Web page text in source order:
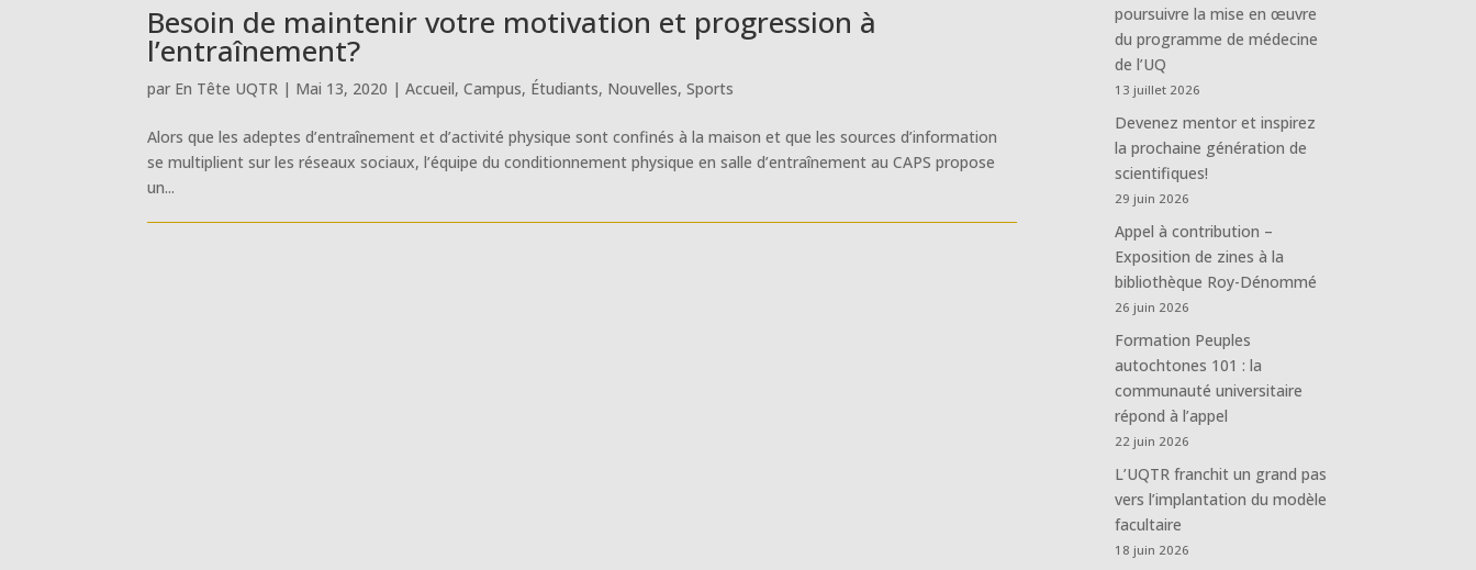
Besoin de maintenir votre motivation et progression à
l’entraînement?
par En Tête UQTR | Mai 13, 2020 |Accueil,Campus, Étudiants, Nouvelles,Sports
Alors que les adeptes d’entraînement et d’activité physique sont confinés à la maison et que les sources d’information
se multiplient sur les réseaux sociaux, l’équipe du conditionnement physique en salle d’entraînement au CAPS propose
un...
poursuivre la mise en œuvre
du programme de médecine
de l’UQ
13 juillet 2026
Devenez mentor et inspirez
la prochaine génération de
scientifiques!
29 juin 2026
Appel à contribution –
Exposition de zines à la
bibliothèque Roy-Dénommé
26 juin 2026
Formation Peuples
autochtones 101 : la
communauté universitaire
répond à l’appel
22 juin 2026
L’UQTR franchit un grand pas
vers l’implantation du modèle
facultaire
18 juin 2026